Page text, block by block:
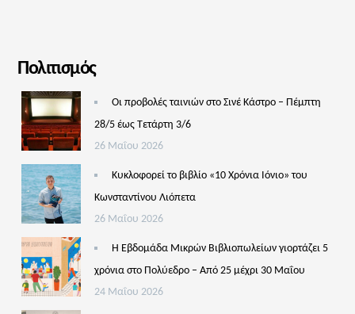
Πολιτισμός
Οι προβολές ταινιών στο Σινέ Κάστρο – Πέμπτη
28/5 έως Τετάρτη 3/6
26 Μαΐου 2026
Κυκλοφορεί το βιβλίο «10 Χρόνια Ιόνιο» του
Κωνσταντίνου Λιόπετα
26 Μαΐου 2026
Η Εβδομάδα Μικρών Βιβλιοπωλείων γιορτάζει 5
χρόνια στο Πολύεδρο – Από 25 μέχρι 30 Μαΐου
24 Μαΐου 2026